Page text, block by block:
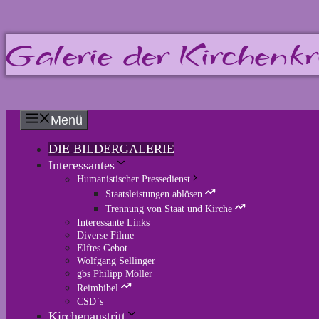
Inhalt
springen
Galerie der
Menü
DIE BILDERGALERIE
Interessantes
Humanistischer Pressedienst
Staatsleistungen ablösen
Trennung von Staat und Kirche
Interessante Links
Diverse Filme
Elftes Gebot
Wolfgang Sellinger
gbs Philipp Möller
Reimbibel
CSD`s
Kirchenaustritt